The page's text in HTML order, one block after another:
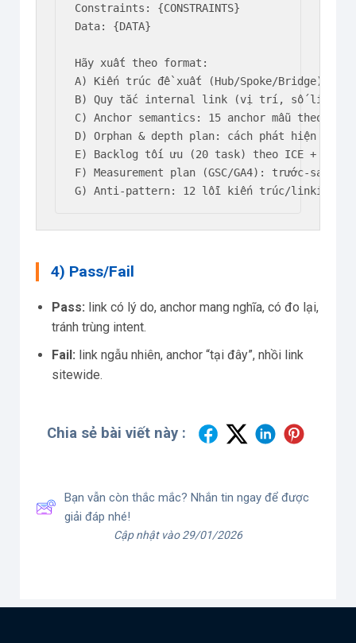
Constraints: {CONSTRAINTS}
Data: {DATA}
Hãy xuất theo format:
A) Kiến trúc đề xuất (Hub/Spoke/Bridge) +
B) Quy tắc internal link (vị trí, số link/
C) Anchor semantics: 15 anchor mẫu theo
D) Orphan & depth plan: cách phát hiện + xử
E) Backlog tối ưu (20 task) theo ICE +
F) Measurement plan (GSC/GA4): trước-sau,
G) Anti-pattern: 12 lỗi kiến trúc/linking làm
4) Pass/Fail
Pass: link có lý do, anchor mang nghĩa, có đo lại,
tránh trùng intent.
Fail: link ngẫu nhiên, anchor “tại đây”, nhồi link
sitewide.
Chia sẻ bài viết này :
Bạn vẫn còn thắc mắc? Nhắn tin ngay để được
giải đáp nhé!
Cập nhật vào 29/01/2026